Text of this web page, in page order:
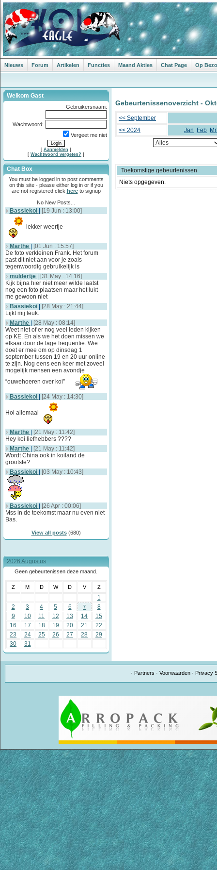
Nieuws Forum Artikelen Functies Maand Akties Chat Page Op
Welkom Gast
Gebruikersnaam:
Wachtwoord:
Vergeet me niet
[ Aanmelden ]
[ Wachtwoord vergeten? ]
Chat Box
You must be logged in to post comments
on this site - please either log in or if you
are not registered click hereto signup
No New Posts...
Bassiekoi [19 Jun : 13:00]
lekker weertje
Marthe
[01 Jun : 15:57]
De foto verkleinen Frank. Het forum
past dit niet aan voor je zoals
tegenwoordig gebruikelijk is
muldertje
[31 May : 14:16]
Kijk bijna hier niet meer wilde laatst
nog een foto plaatsen maar het lukt
me gewoon niet
Bassiekoi
[28 May : 21:44]
Lijkt mij leuk.
Marthe
[28 May : 08:14]
Weet niet of er nog veel leden kijken
op KE. En als we het doen missen we
elkaar door de lage frequentie. Wie
doet er mee om op dinsdag 1
september tussen 19 en 20 uur online
te zijn. Nog eens een keer met zoveel
mogelijk mensen een avondje
“ouwehoeren over koi”
Bassiekoi [24 May : 14:30]
Hoi allemaal
Marthe
[21 May : 11:42]
Hey koi liefhebbers ????
Marthe
[21 May : 11:42]
Wordt China ook in koiland de
grootste?
Bassiekoi
[03 May : 10:43]
Bassiekoi
[26 Apr : 00:06]
Mss in de toekomst maar nu even niet
Bas.
View all posts(680)
2026 Augustus
Geen gebeurtenissen deze maand.
Z M D W D V Z
1
2
3 4 5 6 7
8
9
10 11 12 13 14
15
16
17 18 19 20 21
22
23
24 25 26 27 28
29
30
31
Gebeurtenissenoverzicht -
<< September
<< 2024
Jan Feb
Toekomstige gebeurtenissen
Niets opgegeven.
· Partners ·Voorwaarden · Privacy